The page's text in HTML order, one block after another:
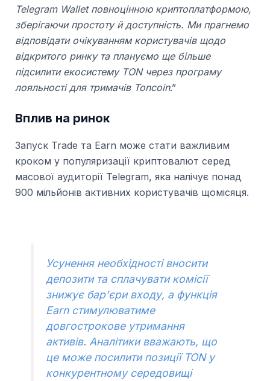
Telegram Wallet повноцінною криптоплатформою,
зберігаючи простоту й доступність. Ми прагнемо
відповідати очікуванням користувачів щодо
відкритого ринку та плануємо ще більше
підсилити екосистему TON через програму
лояльності для тримачів Toncoin.”
Вплив на ринок
Запуск Trade та Earn може стати важливим
кроком у популяризації криптовалют серед
масової аудиторії Telegram, яка налічує понад
900 мільйонів активних користувачів щомісяця.
Усунення необхідності вносити
депозити та сплачувати комісії
знижує бар’єри входу, а функція
Earn стимулюватиме
довгострокове утримання
активів. Аналітики вважають, що
це може посилити позиції TON у
конкурентному середовищі